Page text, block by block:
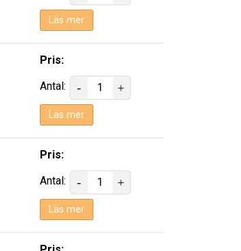
Läs mer
Pris:
Antal:
Läs mer
Pris:
Antal:
Läs mer